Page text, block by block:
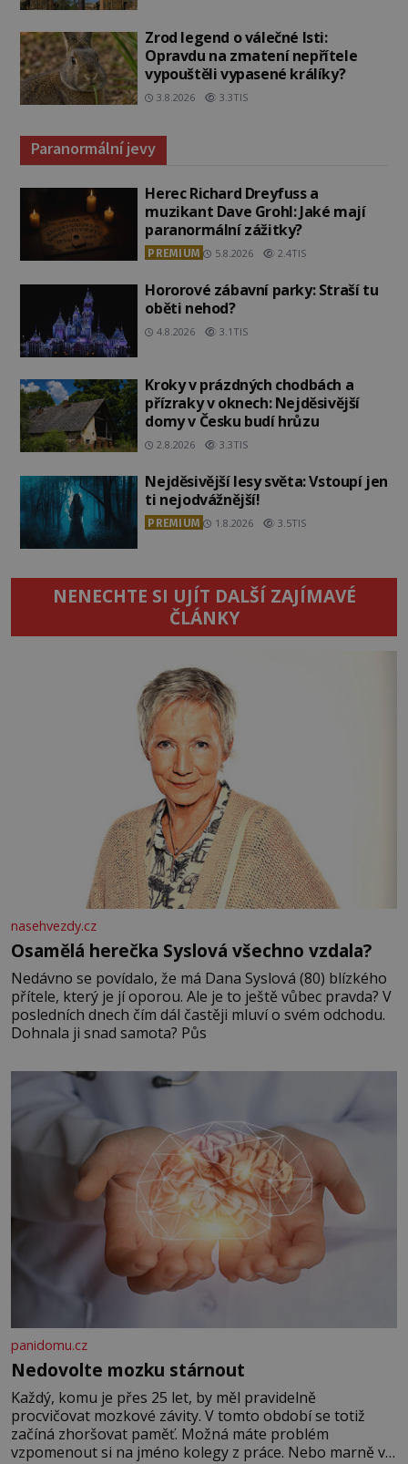
Zrod legend o válečné lsti:
Opravdu na zmatení nepřítele
vypouštěli vypasené králíky?
3.8.2026 3.3TIS
Paranormální jevy
Herec Richard Dreyfuss a
muzikant Dave Grohl: Jaké mají
paranormální zážitky?
PREMIUM 5.8.2026 2.4TIS
Hororové zábavní parky: Straší tu
oběti nehod?
4.8.2026 3.1TIS
Kroky v prázdných chodbách a
přízraky v oknech: Nejděsivější
domy v Česku budí hrůzu
2.8.2026 3.3TIS
Nejděsivější lesy světa: Vstoupí jen
ti nejodvážnější!
PREMIUM 1.8.2026 3.5TIS
NENECHTE SI UJÍT DALŠÍ ZAJÍMAVÉ
ČLÁNKY
nasehvezdy.cz
Osamělá herečka Syslová všechno vzdala?
Nedávno se povídalo, že má Dana Syslová (80) blízkého
přítele, který je jí oporou. Ale je to ještě vůbec pravda? V
posledních dnech čím dál častěji mluví o svém odchodu.
Dohnala ji snad samota? Půs
panidomu.cz
Nedovolte mozku stárnout
Každý, komu je přes 25 let, by měl pravidelně
procvičovat mozkové závity. V tomto období se totiž
začíná zhoršovat paměť. Možná máte problém
vzpomenout si na jméno kolegy z práce. Nebo marně v